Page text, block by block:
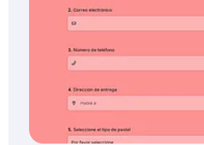
fácilmente con sus solicitudes